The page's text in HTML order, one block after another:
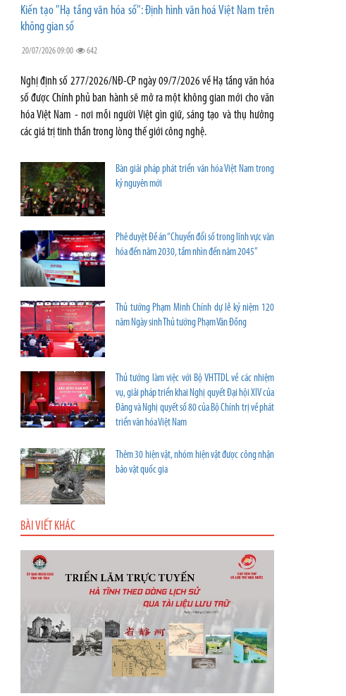
Kiến tạo "Hạ tầng văn hóa số": Định hình văn hoá Việt Nam trên
không gian số
20/07/2026 09:00 642
Nghị định số 277/2026/NĐ-CP ngày 09/7/2026 về Hạ tầng văn hóa
số được Chính phủ ban hành sẽ mở ra một không gian mới cho văn
hóa Việt Nam - nơi mỗi người Việt gìn giữ, sáng tạo và thụ hưởng
các giá trị tinh thần trong lòng thế giới công nghệ.
Bàn giải pháp phát triển văn hóa Việt Nam trong
kỷ nguyên mới
Phê duyệt Đề án “Chuyển đổi số trong lĩnh vực văn
hóa đến năm 2030, tầm nhìn đến năm 2045”
Thủ tướng Phạm Minh Chính dự lễ kỷ niệm 120
năm Ngày sinh Thủ tướng Phạm Văn Đồng
Thủ tướng làm việc với Bộ VHTTDL về các nhiệm
vụ, giải pháp triển khai Nghị quyết Đại hội XIV của
Đảng và Nghị quyết số 80 của Bộ Chính trị về phát
triển văn hóa Việt Nam
Thêm 30 hiện vật, nhóm hiện vật được công nhận
bảo vật quốc gia
BÀI VIẾT KHÁC